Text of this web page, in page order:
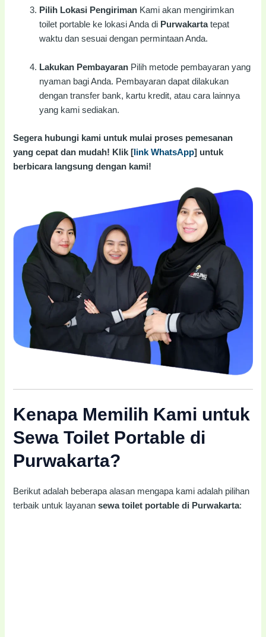
Pilih Lokasi Pengiriman Kami akan mengirimkan
toilet portable ke lokasi Anda di Purwakartatepat
waktu dan sesuai dengan permintaan Anda.
Lakukan Pembayaran Pilih metode pembayaran yang
nyaman bagi Anda. Pembayaran dapat dilakukan
dengan transfer bank, kartu kredit, atau cara lainnya
yang kami sediakan.
Segera hubungi kami untuk mulai proses pemesanan
yang cepat dan mudah! Klik [ link WhatsApp] untuk
berbicara langsung dengan kami!
Kenapa Memilih Kami untuk
Sewa Toilet Portable di
Purwakarta?
Berikut adalah beberapa alasan mengapa kami adalah pilihan
terbaik untuk layanansewa toilet portable di Purwakarta: